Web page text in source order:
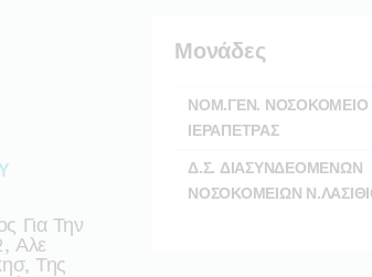
Μονάδες
ΝΟΜ.ΓΕΝ. ΝΟΣΟΚΟΜΕΙΟ
ΙΕΡΑΠΕΤΡΑΣ
Δ.Σ. ΔΙΑΣΥΝΔΕΟΜΕΝΩΝ
ΝΟΣΟΚΟΜΕΙΩΝ
Για Την
Αλε
Της